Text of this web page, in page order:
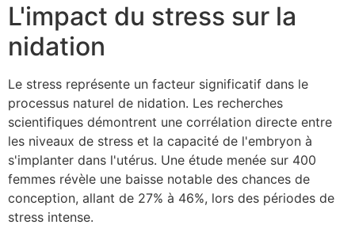
L'impact du stress sur la
nidation
Le stress représente un facteur significatif dans le
processus naturel de nidation. Les recherches
scientifiques démontrent une corrélation directe entre
les niveaux de stress et la capacité de l'embryon à
s'implanter dans l'utérus. Une étude menée sur 400
femmes révèle une baisse notable des chances de
conception, allant de 27% à 46%, lors des périodes de
stress intense.